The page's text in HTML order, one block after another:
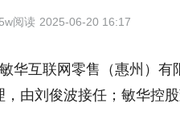
阅读 2025-06-20 16:17
华互联网零售（惠州）有
由刘俊波接任；敏华控